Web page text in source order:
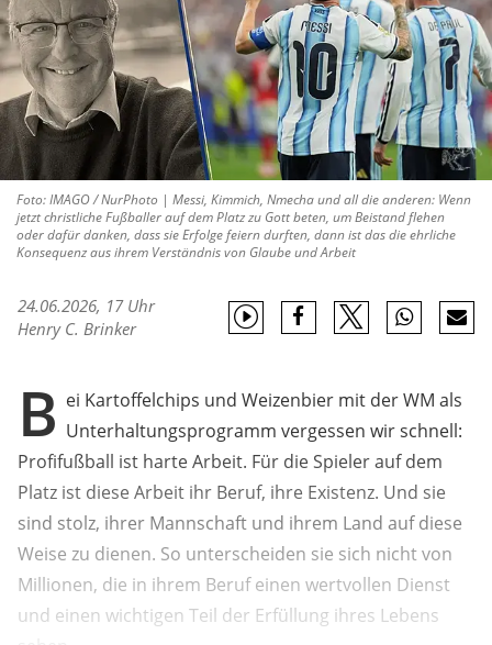
Foto: IMAGO / NurPhoto | Messi, Kimmich, Nmecha und all die anderen: Wenn
jetzt christliche Fußballer auf dem Platz zu Gott beten, um Beistand flehen
oder dafür danken, dass sie Erfolge feiern durften, dann ist das die ehrliche
Konsequenz aus ihrem Verständnis von Glaube und Arbeit
24.06.2026, 17 Uhr
Henry C. Brinker
B ei Kartoffelchips und Weizenbier mit der WM als
Unterhaltungsprogramm vergessen wir schnell:
Profifußball ist harte Arbeit. Für die Spieler auf dem
Platz ist diese Arbeit ihr Beruf, ihre Existenz. Und sie
sind stolz, ihrer Mannschaft und ihrem Land auf diese
Weise zu dienen. So unterscheiden sie sich nicht von
Millionen, die in ihrem Beruf einen wertvollen Dienst
und einen wichtigen Teil der Erfüllung ihres Lebens